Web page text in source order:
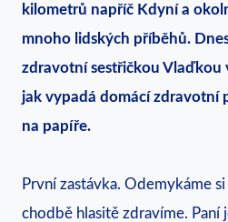
kilometrů napříč Kdyní a
mnoho lidských příběhů.
zdravotní sestřičkou Vlaďkou
jak vypadá domácí zdravotní
na papíře.
První zastávka. Odemykáme
chodbě hlasitě zdravíme. Paní